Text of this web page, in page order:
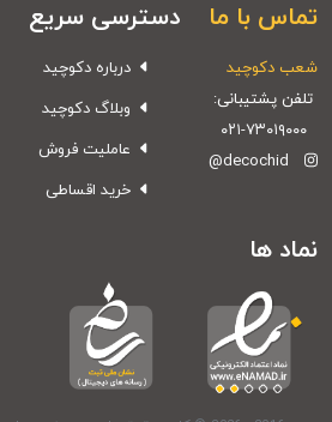
تماس با ما
شعب دکوچید
تلفن پشتیبانی:
۰۲۱-۷۳۰۱۹۰۰۰
@decochid
دسترسی سریع
درباره دکوچید
وبلاگ دکوچید
عاملیت فروش
خرید اقساطی
نماد ها